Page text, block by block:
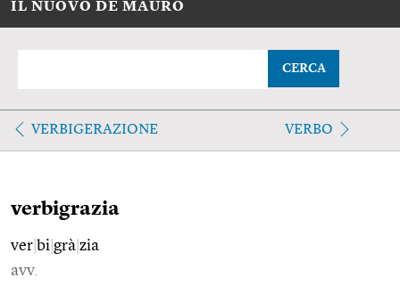
IL NUOVO DE MAURO
CERCA
VERBIGERAZIONE VERBO
verbigrazia
ver bi grà zia
avv.